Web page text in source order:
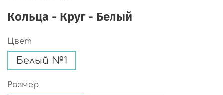
Кольца - Круг - Белый
Цвет
Белый №1
Размер